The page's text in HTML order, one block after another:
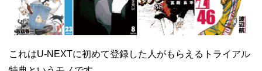
これはU-NEXTに初めて登録した人がもらえるトライアル